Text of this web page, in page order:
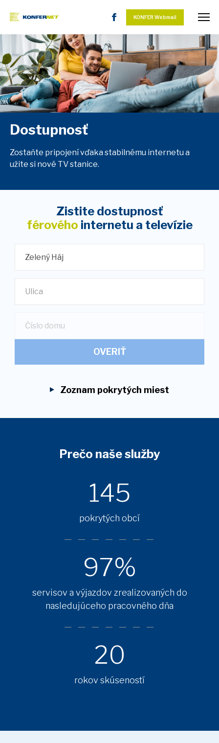
KONFER Webmail
Dostupnosť
Zostaňte pripojení vďaka stabilnému internetu a
užite si nové TV stanice.
Zistite dostupnosť
férového internetu a televízie
Zelený Háj
Ulica
OVERIŤ
Zoznam pokrytých miest
Prečo naše služby
145
pokrytých obcí
97%
servisov a výjazdov zrealizovaných do
nasledujúceho pracovného dňa
20
rokov skúseností